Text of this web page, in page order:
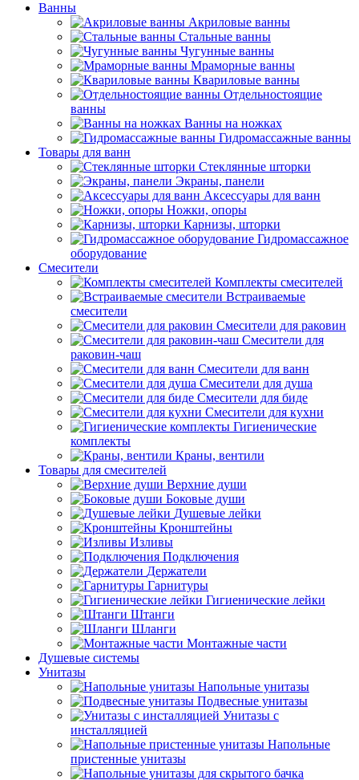
Ванны
Акриловые ванны
Стальные ванны
Чугунные ванны
Мраморные ванны
Квариловые ванны
Отдельностоящие
ванны
Ванны на ножках
Гидромассажные ванны
Товары для ванн
Стеклянные шторки
Экраны, панели
Аксессуары для ванн
Ножки, опоры
Карнизы, шторки
Гидромассажное
оборудование
Смесители
Комплекты смесителей
Встраиваемые
смесители
Смесители для раковин
Смесители для
раковин-чаш
Смесители для ванн
Смесители для душа
Смесители для биде
Смесители для кухни
Гигиенические
комплекты
Краны, вентили
Товары для смесителей
Верхние души
Боковые души
Душевые лейки
Кронштейны
Изливы
Подключения
Держатели
Гарнитуры
Гигиенические лейки
Штанги
Шланги
Монтажные части
Душевые системы
Унитазы
Напольные унитазы
Подвесные унитазы
Унитазы с
инсталляцией
Напольные
пристенные унитазы